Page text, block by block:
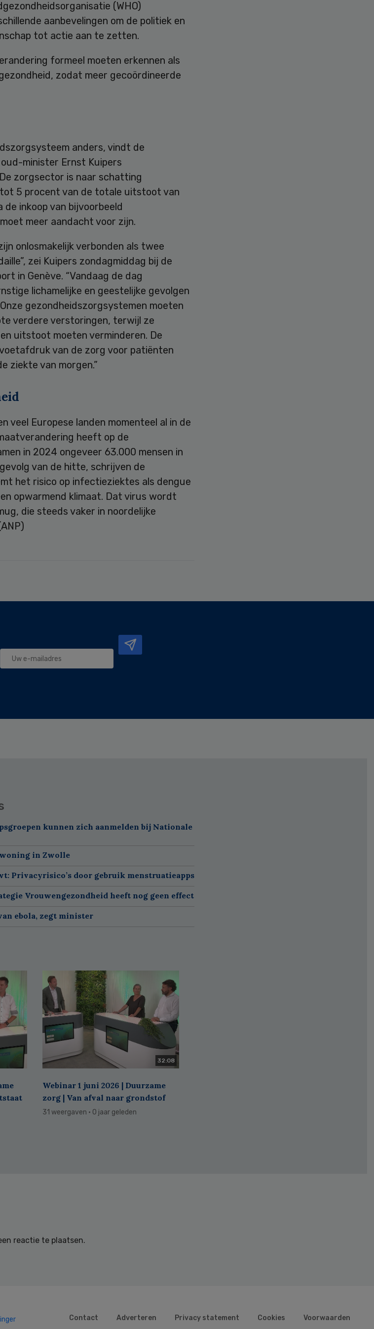
(WHO)
aanbevelingen om de politiek en
tot actie aan te zetten.
formeel moeten erkennen als
zodat meer gecoördineerde
anders, vindt de
minister Ernst Kuipers
zorgsector is naar schatting
5 procent van de totale uitstoot van
de inkoop van bijvoorbeeld
meer aandacht voor zijn.
onlosmakelijk verbonden als twee
zei Kuipers zondagmiddag bij de
in Genève. “Vandaag de dag
lichamelijke en geestelijke gevolgen
gezondheidszorgsystemen moeten
verdere verstoringen, terwijl ze
uitstoot moeten verminderen. De
van de zorg voor patiënten
ziekte van morgen.”
veel Europese landen momenteel al in de
heeft op de
in 2024 ongeveer 63.000 mensen in
van de hitte, schrijven de
het risico op infectieziektes als dengue
opwarmend klimaat. Dat virus wordt
die steeds vaker in noordelijke
kunnen zich aanmelden bij Nationale
in Zwolle
Privacyrisico’s door gebruik menstruatieapps
Vrouwengezondheid heeft nog geen effect
ebola, zegt minister
32:08
Webinar 1 juni 2026 | Duurzame
zorg | Van afval naar grondstof
31 weergaven · 0 jaar geleden
reactie te plaatsen.
Contact Adverteren Privacy statement Cookies Voorwaarden